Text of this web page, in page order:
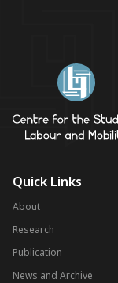
Quick Links
About
Research
Publication
News and Archive